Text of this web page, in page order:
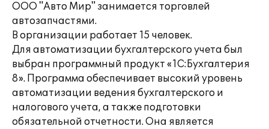
ООО "Авто Мир" занимается торговлей
автозапчастями.
В организации работает 15 человек.
Для автоматизации бухгалтерского учета был
выбран программный продукт «1С:Бухгалтерия
8». Программа обеспечивает высокий уровень
автоматизации ведения бухгалтерского и
налогового учета, а также подготовки
обязательной отчетности. Она является